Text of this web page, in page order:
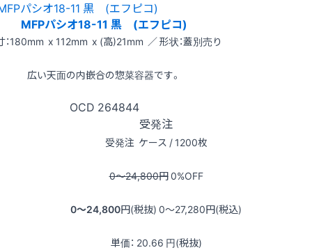
MFPパシオ18-11 黒 (エフピコ)
：180mm x 112mm x (高)21mm ／ 形状：蓋別売り
広い天面の内嵌合の惣菜容器です。
OCD 264844
受発注
受発注 ケース / 1200枚
0〜24,800円0%OFF
0〜24,800円(税抜) 0〜27,280円(税込)
単価： 20.66 円(税抜)